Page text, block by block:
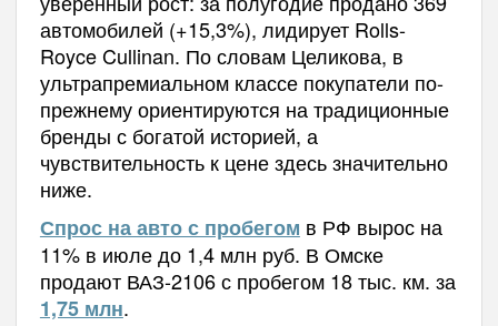
автомобилей (+15,3%), лидирует Rolls-
Royce Cullinan. По словам Целикова, в
ультрапремиальном классе покупатели по-
прежнему ориентируются на традиционные
бренды с богатой историей, а
чувствительность к цене здесь значительно
ниже.
Спрос на авто с пробегом в РФ вырос на
11% в июле до 1,4 млн руб. В Омске
продают ВАЗ-2106 с пробегом 18 тыс. км. за
1,75 млн.